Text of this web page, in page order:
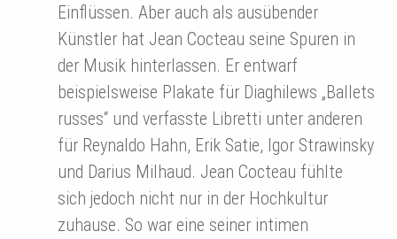
Einflüssen. Aber auch als ausübender
Künstler hat Jean Cocteau seine Spuren in
der Musik hinterlassen. Er entwarf
beispielsweise Plakate für Diaghilews „Ballets
russes“ und verfasste Libretti unter anderen
für Reynaldo Hahn, Erik Satie, Igor Strawinsky
und Darius Milhaud. Jean Cocteau fühlte
sich jedoch nicht nur in der Hochkultur
zuhause. So war eine seiner intimen